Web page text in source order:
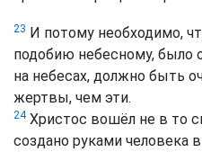
23 И потому необходимо,
подобию небесному, было
на небесах, должно быть
жертвы, чем эти.
24Христос вошёл не в то
создано руками человека